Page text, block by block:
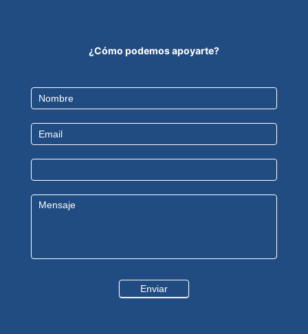
¿Cómo podemos apoyarte?
Contact
Us
Enviar